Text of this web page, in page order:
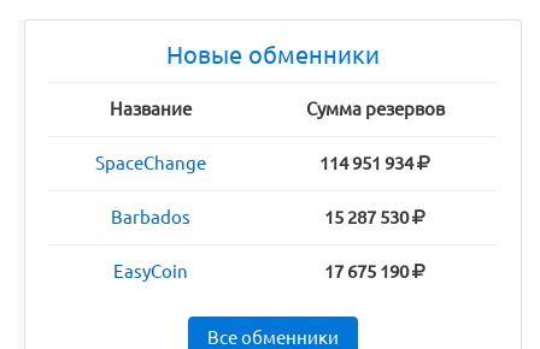
Новые обменники
Название Сумма резервов
SpaceChange 114 951 934
Barbados 15 287 530
EasyCoin 17 675 190
Все обменники